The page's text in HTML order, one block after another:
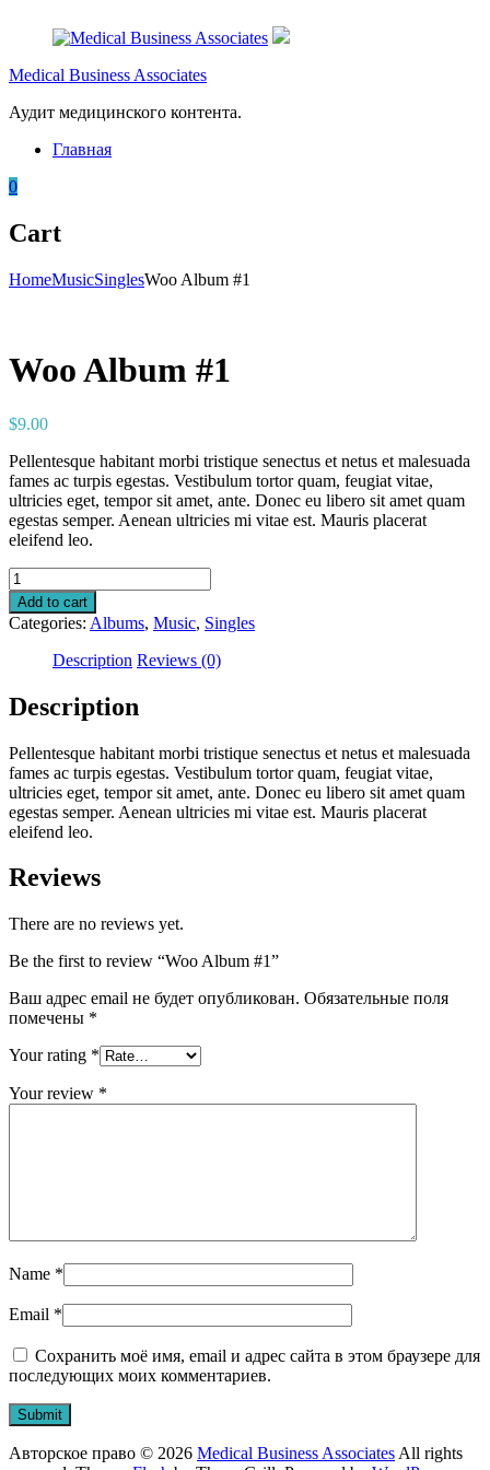
Medical Business Associates
Аудит медицинского контента.
Главная
0
Cart
HomeMusicSinglesWoo Album #1
Woo Album #1
$9.00
Pellentesque habitant morbi tristique senectus et netus et malesuada
fames ac turpis egestas. Vestibulum tortor quam, feugiat vitae,
ultricies eget, tempor sit amet, ante. Donec eu libero sit amet quam
egestas semper. Aenean ultricies mi vitae est. Mauris placerat
eleifend leo.
Woo
Album
#1
quantity
Add to cart
Categories: Albums, Music, Singles
Description Reviews (0)
Description
Pellentesque habitant morbi tristique senectus et netus et malesuada
fames ac turpis egestas. Vestibulum tortor quam, feugiat vitae,
ultricies eget, tempor sit amet, ante. Donec eu libero sit amet quam
egestas semper. Aenean ultricies mi vitae est. Mauris placerat
eleifend leo.
Reviews
There are no reviews yet.
Be the first to review “Woo Album #1”
Ваш адрес email не будет опубликован. Обязательные поля
помечены *
Your rating *
Your review *
Name *
Email *
Сохранить моё имя, email и адрес сайта в этом браузере для
последующих моих комментариев.
Авторское право © 2026 Medical Business Associates All rights